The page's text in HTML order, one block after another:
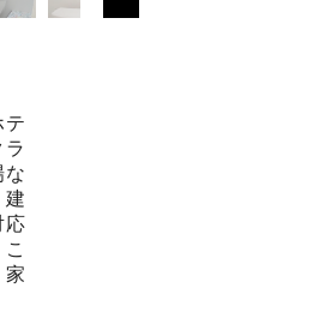
テ
な
建
応
家